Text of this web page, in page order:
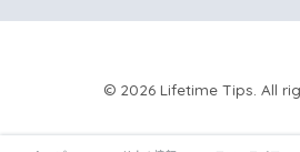
© 2026 Lifetime Tips. All